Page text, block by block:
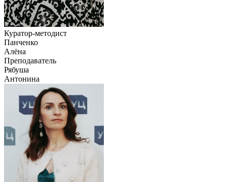
Куратор-методист
Панченко
Алёна
Преподаватель
Рябуша
Антонина